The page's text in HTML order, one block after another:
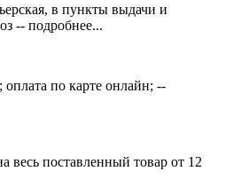
в пункты выдачи и
-- подробнее...
по карте онлайн; --
весь поставленный товар от 12